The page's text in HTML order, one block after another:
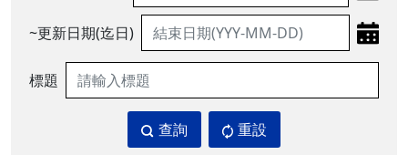
~更新日期(迄日)
標題
查詢 重設